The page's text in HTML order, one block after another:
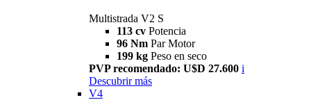
Multistrada V2 S
113 cv Potencia
96 Nm Par Motor
199 kg Peso en seco
PVP recomendado: U$D 27.600 i
Descubrir más
V4